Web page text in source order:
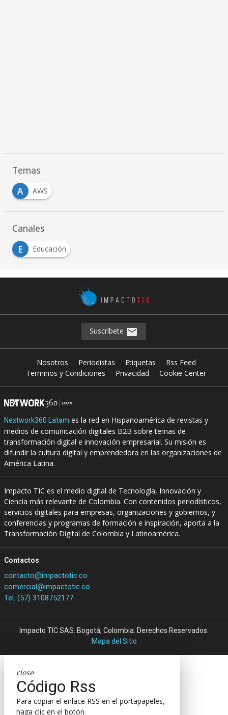
Temas
A
AWS
Canales
E
Educación
Suscríbete
Nosotros Periodistas Etiquetas
Rss Feed
Terminos y Condiciones
Privacidad Cookie Center
Nextwork360 Latam es la red en Hispanoamérica de revistas y
medios de comunicación digitales B2B sobre temas de
transformación digital e innovación empresarial. Su misión es
difundir la cultura digital y emprendedora en las organizaciones de
América Latina.
Impacto TIC es el medio digital de Tecnología, Innovación y
Ciencia más relevante de Colombia. Con contenidos periodísticos,
servicios digitales para empresas, organizaciones y gobiernos, y
conferencias y programas de formación e inspiración, aporta a la
Transformación Digital de Colombia y Latinoamérica.
Contactos
contacto@impactotic.co
comercial@impactotic.co
Tel. (57) 3108752177
Impacto TIC SAS. Bogotá, Colombia. Derechos Reservados.
Mapa del Sitio
close
Código Rss
Para copiar el enlace RSS en el portapapeles,
haga clic en el botón.